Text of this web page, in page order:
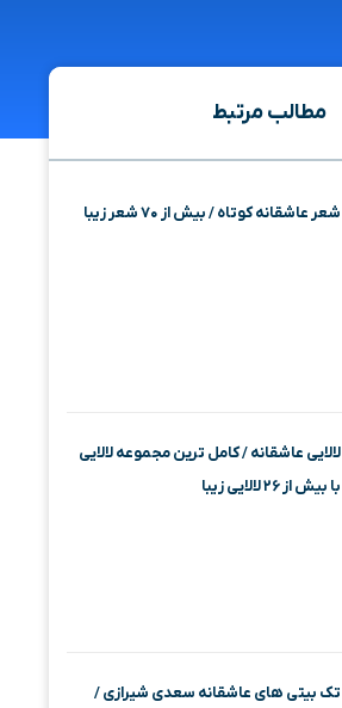
مطالب مرتبط
شعر عاشقانه کوتاه / بیش از ۷۰ شعر زیبا
لالایی عاشقانه / کامل ترین مجموعه لالایی
با بیش از ۲۶ لالایی زیبا
تک بیتی های عاشقانه سعدی شیرازی /